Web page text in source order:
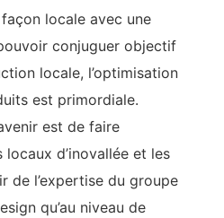
locale avec une
conjuguer objectif
locale, l’optimisation
est primordiale.
est de faire
d’inovallée et les
de l’expertise du groupe
qu’au niveau de